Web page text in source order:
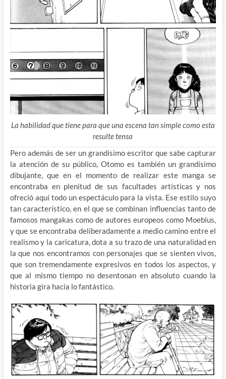
La habilidad que tiene para que una escena tan simple como esta
resulte tensa
Pero además de ser un grandísimo escritor que sabe capturar
la atención de su público, Otomo es también un grandísimo
dibujante, que en el momento de realizar este manga se
encontraba en plenitud de sus facultades artísticas y nos
ofreció aquí todo un espectáculo para la vista. Ese estilo suyo
tan característico, en el que se combinan influencias tanto de
famosos mangakas como de autores europeos como Moebius,
y que se encontraba deliberadamente a medio camino entre el
realismo y la caricatura, dota a su trazo de una naturalidad en
la que nos encontramos con personajes que se sienten vivos,
que son tremendamente expresivos en todos los aspectos, y
que al mismo tiempo no desentonan en absoluto cuando la
historia gira hacia lo fantástico.